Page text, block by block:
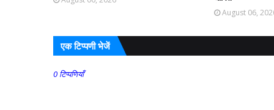
August 06,
एक टिप्पणी भेजें
0 टिप्पणियाँ